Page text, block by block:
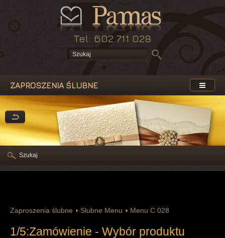
Tel: 602 711 028
ZAPROSZENIA ŚLUBNE
Zaproszenia ślubne Slubne Menu Menu C 028
1/5:Zamówienie - Wybór produktu
Szukaj